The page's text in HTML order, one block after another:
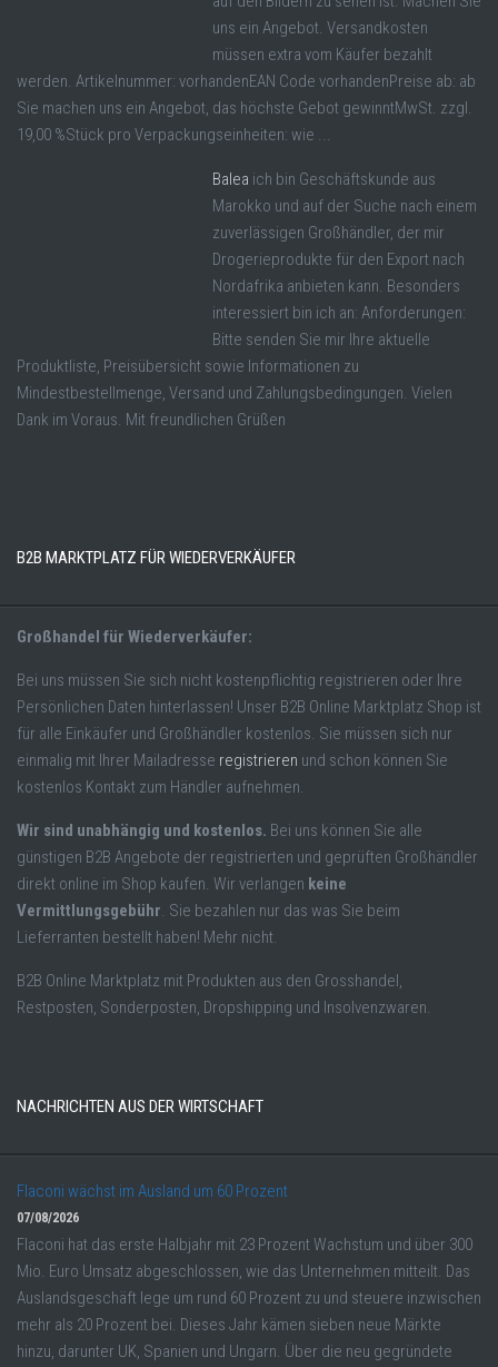
uns ein Angebot. Versandkosten
müssen extra vom Käufer bezahlt
werden. Artikelnummer: vorhandenEAN Code vorhandenPreise ab: ab
Sie machen uns ein Angebot, das höchste Gebot gewinntMwSt. zzgl.
19,00 %Stück pro Verpackungseinheiten: wie ...
Balea ich bin Geschäftskunde aus
Marokko und auf der Suche nach einem
zuverlässigen Großhändler, der mir
Drogerieprodukte für den Export nach
Nordafrika anbieten kann. Besonders
interessiert bin ich an: Anforderungen:
Bitte senden Sie mir Ihre aktuelle
Produktliste, Preisübersicht sowie Informationen zu
Mindestbestellmenge, Versand und Zahlungsbedingungen. Vielen
Dank im Voraus. Mit freundlichen Grüßen
B2B MARKTPLATZ FÜR WIEDERVERKÄUFER
Großhandel für Wiederverkäufer:
Bei uns müssen Sie sich nicht kostenpflichtig registrieren oder Ihre
Persönlichen Daten hinterlassen! Unser B2B Online Marktplatz Shop ist
für alle Einkäufer und Großhändler kostenlos. Sie müssen sich nur
einmalig mit Ihrer Mailadresse registrieren und schon können Sie
kostenlos Kontakt zum Händler aufnehmen.
Wir sind unabhängig und kostenlos. Bei uns können Sie alle
günstigen B2B Angebote der registrierten und geprüften Großhändler
direkt online im Shop kaufen. Wir verlangen keine
Vermittlungsgebühr. Sie bezahlen nur das was Sie beim
Lieferranten bestellt haben! Mehr nicht.
B2B Online Marktplatz mit Produkten aus den Grosshandel,
Restposten, Sonderposten, Dropshipping und Insolvenzwaren.
NACHRICHTEN AUS DER WIRTSCHAFT
Flaconi wächst im Ausland um 60 Prozent
07/08/2026
Flaconi hat das erste Halbjahr mit 23 Prozent Wachstum und über 300
Mio. Euro Umsatz abgeschlossen, wie das Unternehmen mitteilt. Das
Auslandsgeschäft lege um rund 60 Prozent zu und steuere inzwischen
mehr als 20 Prozent bei. Dieses Jahr kämen sieben neue Märkte
hinzu, darunter UK, Spanien und Ungarn. Über die neu gegründete